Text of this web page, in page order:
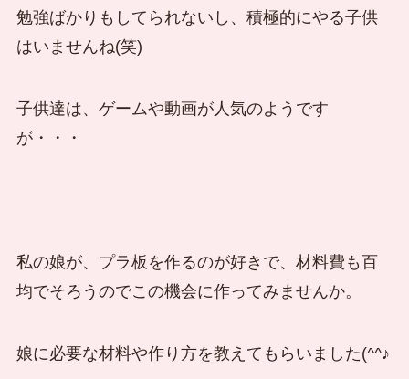
勉強ばかりもしてられないし、積極的にやる子供
はいませんね(笑)
子供達は、ゲームや動画が人気のようです
が・・・
私の娘が、プラ板を作るのが好きで、材料費も百
均でそろうのでこの機会に作ってみませんか。
娘に必要な材料や作り方を教えてもらいました(^^♪